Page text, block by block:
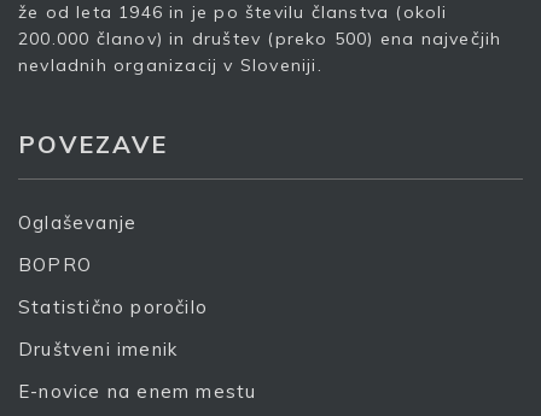
že od leta 1946 in je po številu članstva (okoli
200.000 članov) in društev (preko 500) ena največjih
nevladnih organizacij v Sloveniji.
POVEZAVE
Oglaševanje
BOPRO
Statistično poročilo
Društveni imenik
E-novice na enem mestu
S prijavo dovoljujem, da podjetje ZDUS moje osebne
podatke obdeluje z namenom prejemanja e-novic